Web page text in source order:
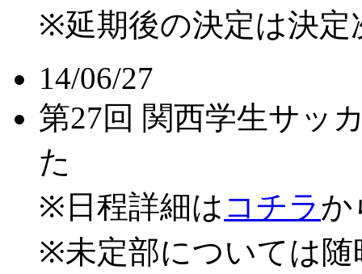
※延期後の決定は決定
14/06/27
第27回 関西学生サッ
た
※日程詳細は コチラか
※未定部については